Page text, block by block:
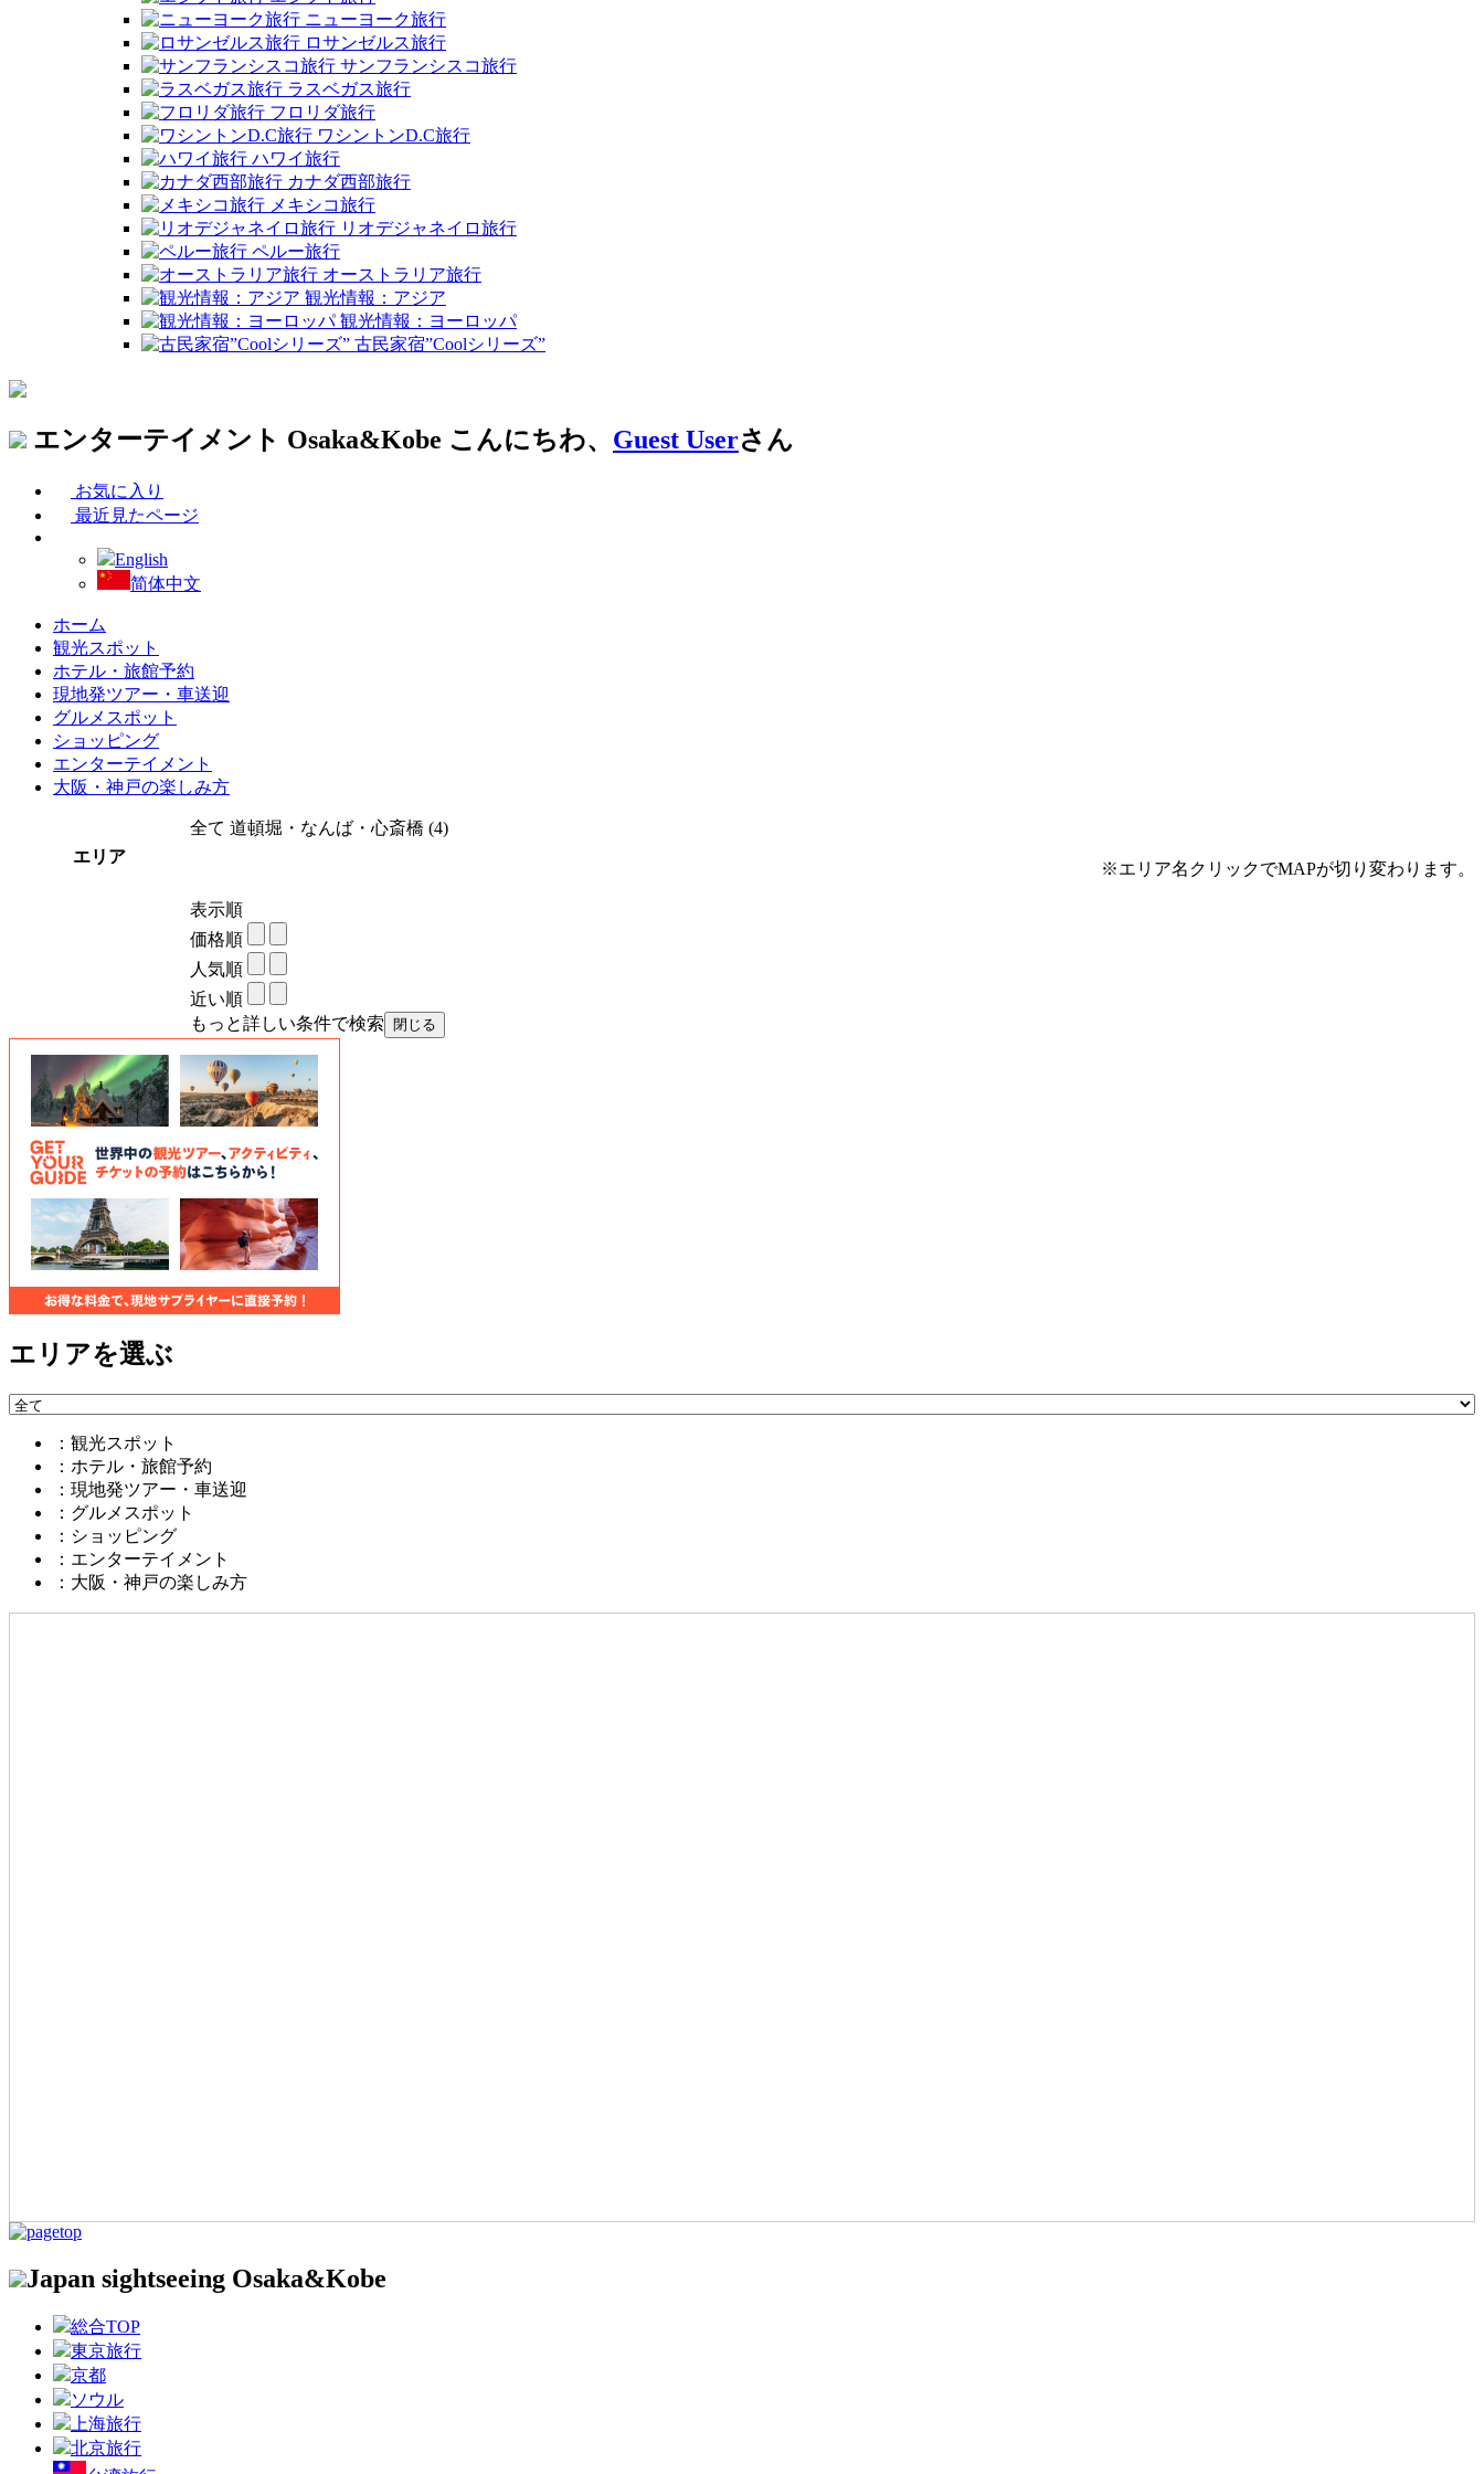
ニューヨーク旅行
ロサンゼルス旅行
サンフランシスコ旅行
ラスベガス旅行
フロリダ旅行
ワシントンD.C旅行
ハワイ旅行
カナダ西部旅行
メキシコ旅行
リオデジャネイロ旅行
ペルー旅行
オーストラリア旅行
観光情報：アジア
観光情報：ヨーロッパ
古民家宿”Coolシリーズ”
エンターテイメント Osaka&Kobe こんにちわ、 Guest Userさん
お気に入り
最近見たページ
English
简体中文
ホーム
観光スポット
ホテル・旅館予約
現地発ツアー・車送迎
グルメスポット
ショッピング
エンターテイメント
大阪・神戸の楽しみ方
エリア
全て 道頓堀・なんば・心斎橋 (4)
※エリア名クリックでMAPが切り変わります。
表示順
価格順
人気順
近い順
もっと詳しい条件で検索
エリアを選ぶ
：観光スポット
：ホテル・旅館予約
：現地発ツアー・車送迎
：グルメスポット
：ショッピング
：エンターテイメント
：大阪・神戸の楽しみ方
Japan sightseeing Osaka&Kobe
総合TOP
東京旅行
京都
ソウル
上海旅行
北京旅行